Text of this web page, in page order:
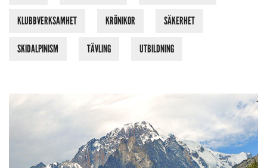
KLUBBVERKSAMHET KRÖNIKOR SÄKERHET
SKIDALPINISM TÄVLING UTBILDNING